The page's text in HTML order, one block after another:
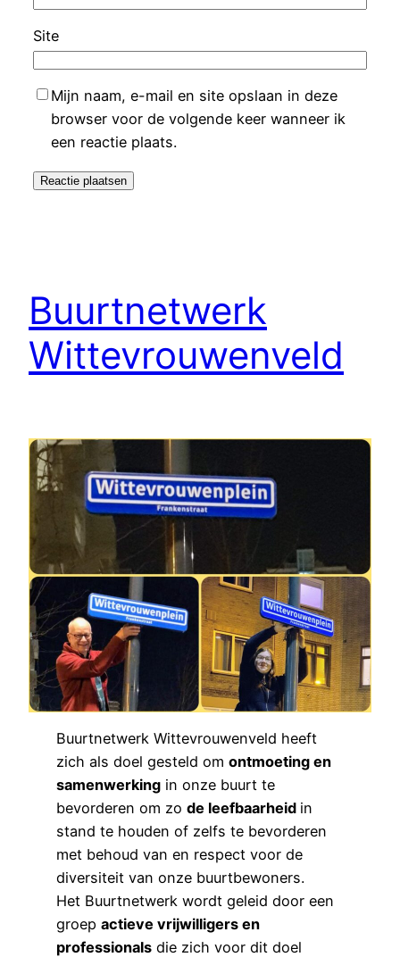
Site
Mijn naam, e-mail en site opslaan in deze
browser voor de volgende keer wanneer ik
een reactie plaats.
Buurtnetwerk
Wittevrouwenveld
Buurtnetwerk Wittevrouwenveld heeft
zich als doel gesteld om ontmoeting en
samenwerkingin onze buurt te
bevorderen om zo de leefbaarheid in
stand te houden of zelfs te bevorderen
met behoud van en respect voor de
diversiteit van onze buurtbewoners.
Het Buurtnetwerk wordt geleid door een
groep actieve vrijwilligers en
professionalsdie zich voor dit doel